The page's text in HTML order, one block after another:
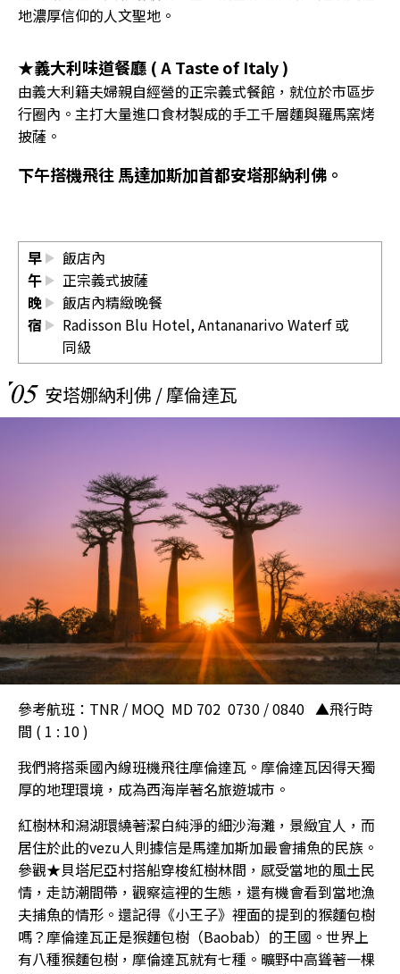
地濃厚信仰的人文聖地。
★義大利味道餐廳 ( A Taste of Italy )
由義大利籍夫婦親自經營的正宗義式餐館，就位於市區步
行圈內。主打大量進口食材製成的手工千層麵與羅馬窯烤
披薩。
下午搭機飛往 馬達加斯加首都安塔那納利佛。
早
飯店內
午
正宗義式披薩
晚
飯店內精緻晚餐
宿
Radisson Blu Hotel, Antananarivo Waterf或
同級
05 安塔娜納利佛 / 摩倫達瓦
參考航班：TNR / MOQ MD 702 0730 / 0840 ▲飛行時
間 ( 1 : 10 )
我們將搭乘國內線班機飛往摩倫達瓦。摩倫達瓦因得天獨
厚的地理環境，成為西海岸著名旅遊城市。
紅樹林和潟湖環繞著潔白純淨的細沙海灘，景緻宜人，而
居住於此的vezu人則據信是馬達加斯加最會捕魚的民族。
參觀★貝塔尼亞村搭船穿梭紅樹林間，感受當地的風土民
情，走訪潮間帶，觀察這裡的生態，還有機會看到當地漁
夫捕魚的情形。還記得《小王子》裡面的提到的猴麵包樹
嗎？摩倫達瓦正是猴麵包樹（Baobab）的王國。世界上
有八種猴麵包樹，摩倫達瓦就有七種。曠野中高聳著一棵